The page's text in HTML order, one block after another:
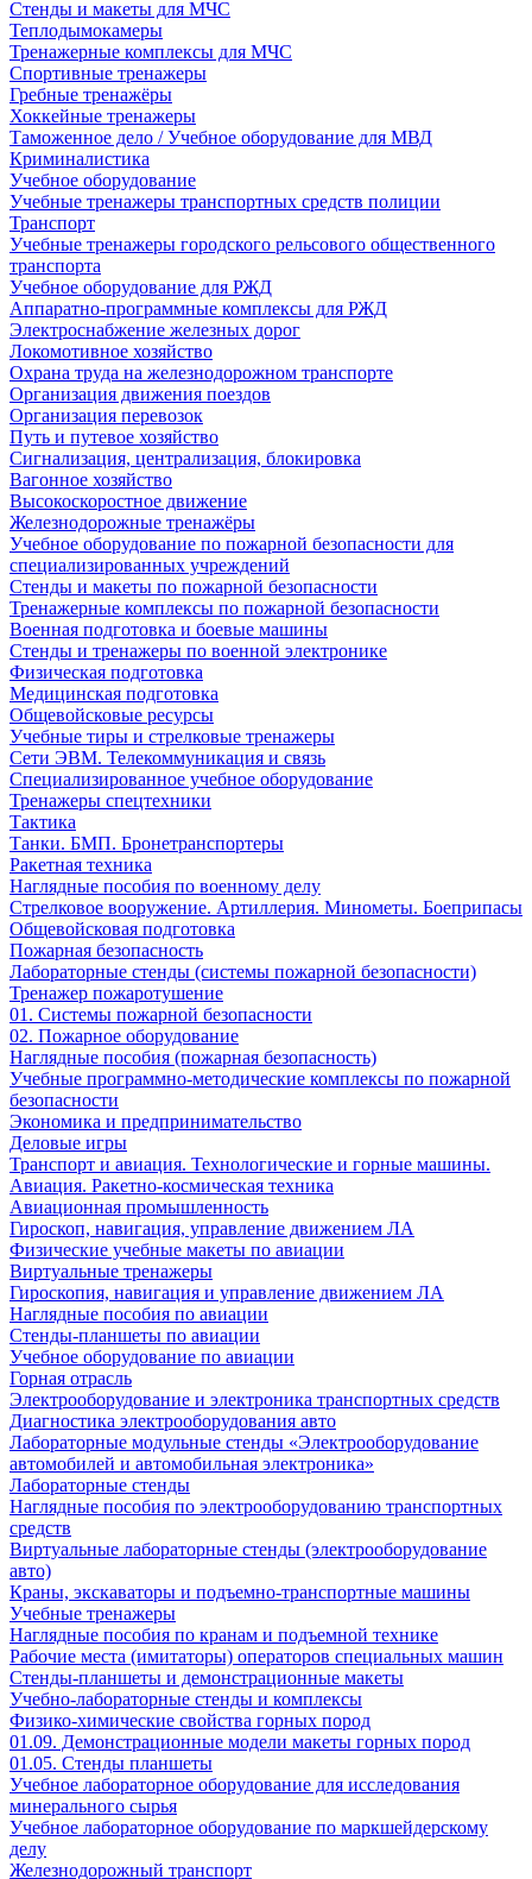
Стенды и макеты для МЧС
Теплодымокамеры
Тренажерные комплексы для МЧС
Спортивные тренажеры
Гребные тренажёры
Хоккейные тренажеры
Таможенное дело / Учебное оборудование для МВД
Криминалистика
Учебное оборудование
Учебные тренажеры транспортных средств полиции
Транспорт
Учебные тренажеры городского рельсового общественного
транспорта
Учебное оборудование для РЖД
Аппаратно-программные комплексы для РЖД
Электроснабжение железных дорог
Локомотивное хозяйство
Охрана труда на железнодорожном транспорте
Организация движения поездов
Организация перевозок
Путь и путевое хозяйство
Сигнализация, централизация, блокировка
Вагонное хозяйство
Высокоскоростное движение
Железнодорожные тренажёры
Учебное оборудование по пожарной безопасности для
специализированных учреждений
Стенды и макеты по пожарной безопасности
Тренажерные комплексы по пожарной безопасности
Военная подготовка и боевые машины
Стенды и тренажеры по военной электронике
Физическая подготовка
Медицинская подготовка
Общевойсковые ресурсы
Учебные тиры и стрелковые тренажеры
Сети ЭВМ. Телекоммуникация и связь
Специализированное учебное оборудование
Тренажеры спецтехники
Тактика
Танки. БМП. Бронетранспортеры
Ракетная техника
Наглядные пособия по военному делу
Стрелковое вооружение. Артиллерия. Минометы. Боеприпасы
Общевойсковая подготовка
Пожарная безопасность
Лабораторные стенды (системы пожарной безопасности)
Тренажер пожаротушение
01. Системы пожарной безопасности
02. Пожарное оборудование
Наглядные пособия (пожарная безопасность)
Учебные программно-методические комплексы по пожарной
безопасности
Экономика и предпринимательство
Деловые игры
Транспорт и авиация. Технологические и горные машины.
Авиация. Ракетно-космическая техника
Авиационная промышленность
Гироскоп, навигация, управление движением ЛА
Физические учебные макеты по авиации
Виртуальные тренажеры
Гироскопия, навигация и управление движением ЛА
Наглядные пособия по авиации
Стенды-планшеты по авиации
Учебное оборудование по авиации
Горная отрасль
Электрооборудование и электроника транспортных средств
Диагностика электрооборудования авто
Лабораторные модульные стенды «Электрооборудование
автомобилей и автомобильная электроника»
Лабораторные стенды
Наглядные пособия по электрооборудованию транспортных
средств
Виртуальные лабораторные стенды (электрооборудование
авто)
Краны, экскаваторы и подъемно-транспортные машины
Учебные тренажеры
Наглядные пособия по кранам и подъемной технике
Рабочие места (имитаторы) операторов специальных машин
Стенды-планшеты и демонстрационные макеты
Учебно-лабораторные стенды и комплексы
Физико-химические свойства горных пород
01.09. Демонстрационные модели макеты горных пород
01.05. Стенды планшеты
Учебное лабораторное оборудование для исследования
минерального сырья
Учебное лабораторное оборудование по маркшейдерскому
делу
Железнодорожный транспорт